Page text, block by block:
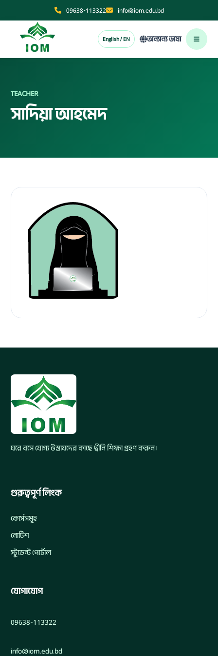
09638-113322 info@iom.edu.bd
English / EN অন্যান্য ভাষা
TEACHER
সাদিয়া আহমেদ
ঘরে বসে যোগ্য উস্তাযদের কাছে দ্বীনি শিক্ষা গ্রহণ করুন।
গুরুত্বপূর্ণ লিংক
কোর্সসমূহ
নোটিশ
স্টুডেন্ট পোর্টাল
যোগাযোগ
09638-113322
info@iom.edu.bd